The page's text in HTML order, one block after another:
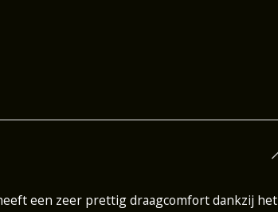
een zeer prettig draagcomfort dankzij het